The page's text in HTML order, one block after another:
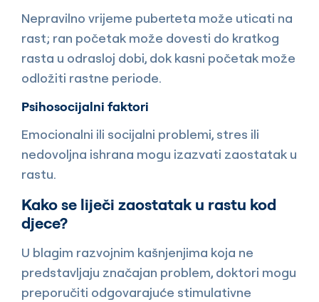
Nepravilno vrijeme puberteta može uticati na
rast; ran početak može dovesti do kratkog
rasta u odrasloj dobi, dok kasni početak može
odložiti rastne periode.
Psihosocijalni faktori
Emocionalni ili socijalni problemi, stres ili
nedovoljna ishrana mogu izazvati zaostatak u
rastu.
Kako se liječi zaostatak u rastu kod
djece?
U blagim razvojnim kašnjenjima koja ne
predstavljaju značajan problem, doktori mogu
preporučiti odgovarajuće stimulativne